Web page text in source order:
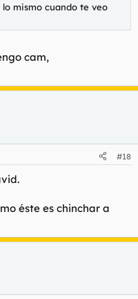
lo mismo cuando te veo
cam,
#18
éste es chinchar a